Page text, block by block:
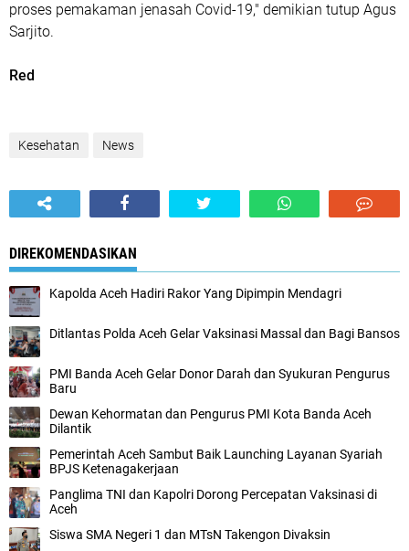
proses pemakaman jenasah Covid-19," demikian tutup Agus
Sarjito.
Red
Kesehatan News
DIREKOMENDASIKAN
Kapolda Aceh Hadiri Rakor Yang Dipimpin Mendagri
Ditlantas Polda Aceh Gelar Vaksinasi Massal dan Bagi Bansos
PMI Banda Aceh Gelar Donor Darah dan Syukuran Pengurus
Baru
Dewan Kehormatan dan Pengurus PMI Kota Banda Aceh
Dilantik
Pemerintah Aceh Sambut Baik Launching Layanan Syariah
BPJS Ketenagakerjaan
Panglima TNI dan Kapolri Dorong Percepatan Vaksinasi di
Aceh
Siswa SMA Negeri 1 dan MTsN Takengon Divaksin